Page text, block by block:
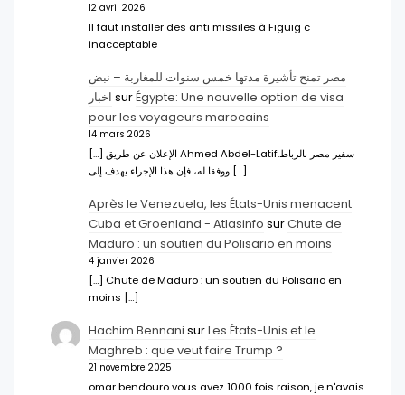
12 avril 2026
Il faut installer des anti missiles à Figuig c
inacceptable
مصر تمنح تأشيرة مدتها خمس سنوات للمغاربة – نبض
اخبار surÉgypte: Une nouvelle option de visa
pour les voyageurs marocains
14 mars 2026
[…] الإعلان عن طريق Ahmed Abdel-Latifسفير مصر بالرباط.
ووفقا له، فإن هذا الإجراء يهدف إلى […]
Après le Venezuela, les États-Unis menacent
Cuba et Groenland - Atlasinfo surChute de
Maduro : un soutien du Polisario en moins
4 janvier 2026
[…] Chute de Maduro : un soutien du Polisario en
moins […]
Hachim Bennani surLes États-Unis et le
Maghreb : que veut faire Trump ?
21 novembre 2025
omar bendouro vous avez 1000 fois raison, je n'avais